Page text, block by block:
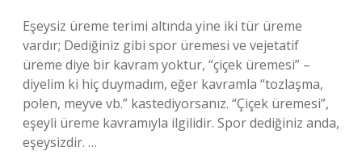
Eşeysiz üreme terimi altında yine iki tür üreme
vardır; Dediğiniz gibi spor üremesi ve vejetatif
üreme diye bir kavram yoktur, “çiçek üremesi” –
diyelim ki hiç duymadım, eğer kavramla “tozlaşma,
polen, meyve vb.” kastediyorsanız. “Çiçek üremesi”,
eşeyli üreme kavramıyla ilgilidir. Spor dediğiniz anda,
eşeysizdir. …